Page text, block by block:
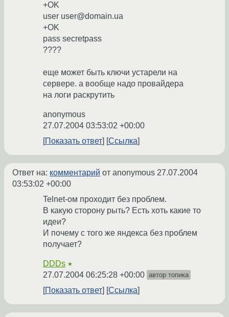
+OK
user user@domain.ua
+OK
pass secretpass
????
еще может быть ключи устарели на
сервере. а вообще надо провайдера
на логи раскрутить
anonymous
27.07.2004 03:53:02 +00:00
Показать ответ
Ссылка
Ответ на: комментарий от anonymous 27.07.2004
03:53:02 +00:00
Telnet-ом проходит без проблем.
В какую сторону рыть? Есть хоть какие то
идеи?
И почему с того же яндекса без проблем
получает?
DDDs ★
27.07.2004 06:25:28 +00:00 автор топика
Показать ответ Ссылка